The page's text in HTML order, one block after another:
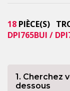
18 PIÈCE(S)
DPI765BUI /
1. Cherchez
dessous